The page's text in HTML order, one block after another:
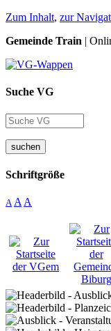
Zum Inhalt, zur
Gemeinde Train |
Suche VG
suchen
Schriftgröße
A A A